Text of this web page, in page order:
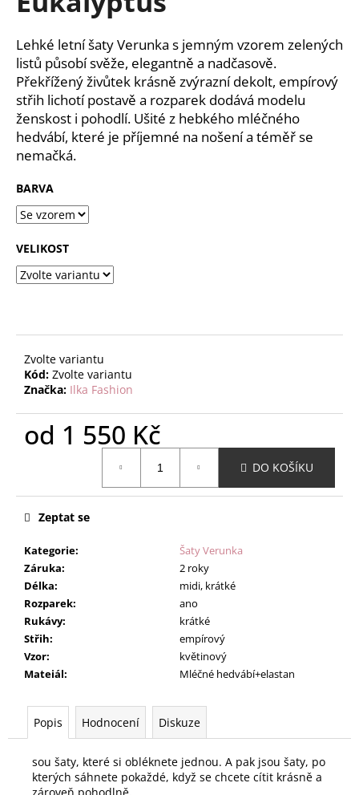
hvězdiček.
Lehké letní šaty Verunka s jemným vzorem zelených
listů působí svěže, elegantně a nadčasově.
Překřížený živůtek krásně zvýrazní dekolt, empírový
střih lichotí postavě a rozparek dodává modelu
ženskost i pohodlí. Ušité z hebkého mléčného
hedvábí, které je příjemné na nošení a téměř se
nemačká.
BARVA
VELIKOST
Zvolte variantu
Kód: Zvolte variantu
Značka: Ilka Fashion
od 1 550 Kč
DO KOŠÍKU
Kategorie:
Šaty Verunka
Záruka:
2 roky
Délka:
midi, krátké
Rozparek:
ano
Rukávy:
krátké
Střih:
empírový
Vzor:
květinový
Mateiál: Mléčné hedvábí+elastan
Zeptat se
Popis Hodnocení Diskuze
sou šaty, které si obléknete jednou. A pak jsou šaty, po
kterých sáhnete pokaždé, když se chcete cítit krásně a
zároveň pohodlně.
j
e
m
e